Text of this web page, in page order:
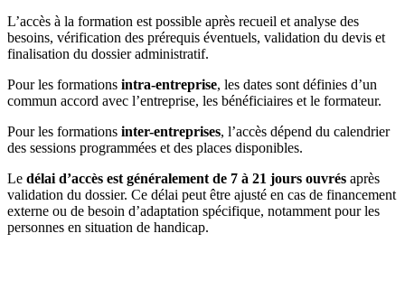
L’accès à la formation est possible après recueil et analyse des
besoins, vérification des prérequis éventuels, validation du devis et
finalisation du dossier administratif.
Pour les formations intra-entreprise, les dates sont définies d’un
commun accord avec l’entreprise, les bénéficiaires et le formateur.
Pour les formations inter-entreprises, l’accès dépend du calendrier
des sessions programmées et des places disponibles.
Le délai d’accès est généralement de 7 à 21 jours ouvrés après
validation du dossier. Ce délai peut être ajusté en cas de financement
externe ou de besoin d’adaptation spécifique, notamment pour les
personnes en situation de handicap.